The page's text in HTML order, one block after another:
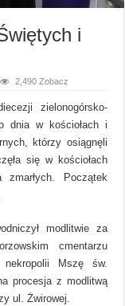
i
2,490 Zobacz
zielonogórsko-
dnia w kościołach i
którzy osiągnęli
się w kościołach
Początek
modlitwie za
cmentarzu
nekropolii Mszę św.
procesja z modlitwą
ul. Żwirowej.